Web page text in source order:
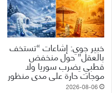
خبير جوي: إشاعات “تستخف
بالعقل” حول منخفض
قطبي يضرب سوريا ولا
موجات حارة على مدى منظور
2026-08-06